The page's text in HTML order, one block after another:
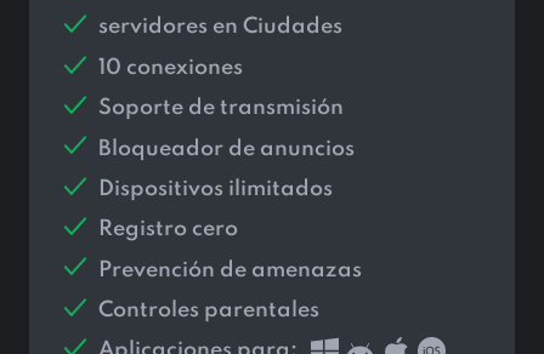
servidores en Ciudades
10 conexiones
Soporte de transmisión
Bloqueador de anuncios
Dispositivos ilimitados
Registro cero
Prevención de amenazas
Controles parentales